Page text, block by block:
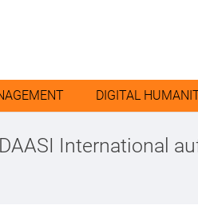
DIGITAL
International